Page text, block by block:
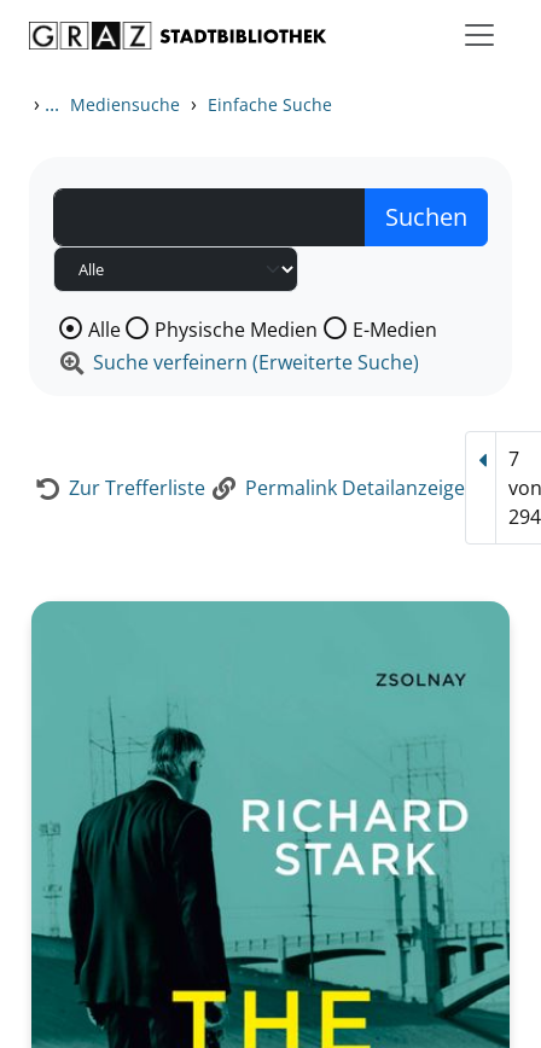
› ... Mediensuche › Einfache Suche
Wählen Sie die Medienart nach der Sie suchen wollen.
Alle Physische Medien
E-Medien
Suche verfeinern (Erweiterte Suche)
Zur Trefferliste Permalink Detailanzeige
7
von
294